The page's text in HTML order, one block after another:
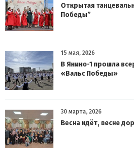
Открытая
Победы”
15 мая, 2026
В Янино-1 прошла
«Вальс Победы»
30 марта, 2026
Весна идёт, весне